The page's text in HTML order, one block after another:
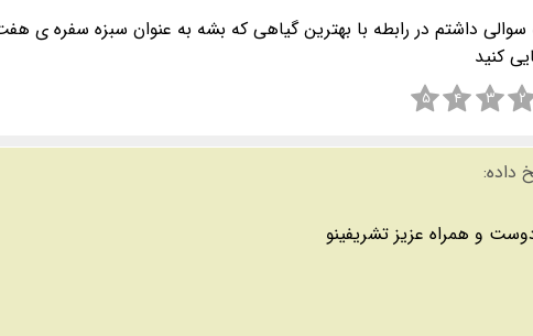
داشتم در رابطه با بهترین گیاهی که بشه به عنوان سبزه سفره ی
کنید
۲ ۳ ۴ ۵
داده:
و همراه عزیز تشریفینو